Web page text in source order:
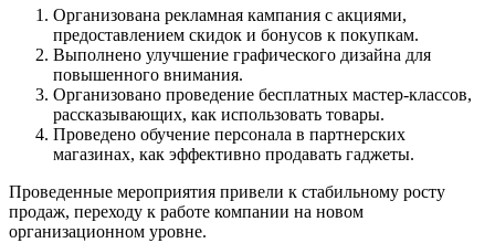
Организована рекламная кампания с акциями,
предоставлением скидок и бонусов к покупкам.
Выполнено улучшение графического дизайна для
повышенного внимания.
Организовано проведение бесплатных мастер-классов,
рассказывающих, как использовать товары.
Проведено обучение персонала в партнерских
магазинах, как эффективно продавать гаджеты.
Проведенные мероприятия привели к стабильному росту
продаж, переходу к работе компании на новом
организационном уровне.